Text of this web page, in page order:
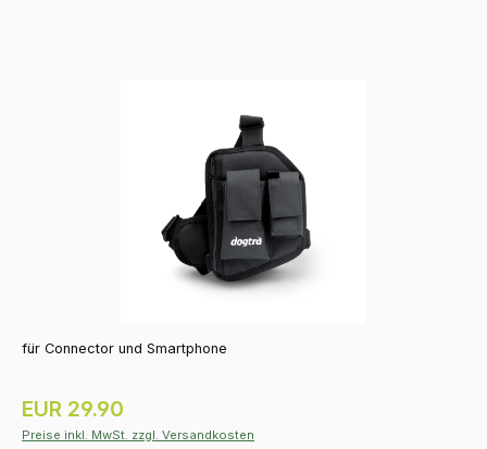
für Connector und Smartphone
Regulärer Preis:
EUR 29.90
Preise inkl. MwSt. zzgl. Versandkosten